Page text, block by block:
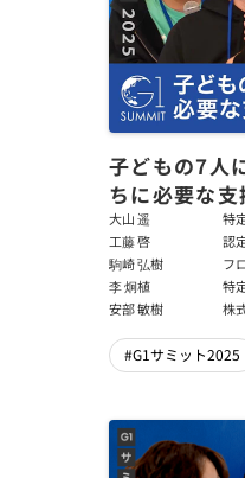
子どもの7人
ちに必要な
大山 遥
特
工藤 啓
認
駒崎 弘樹
フ
ン
李 炯植
特
安部 敏樹
株
#G1サミット2025